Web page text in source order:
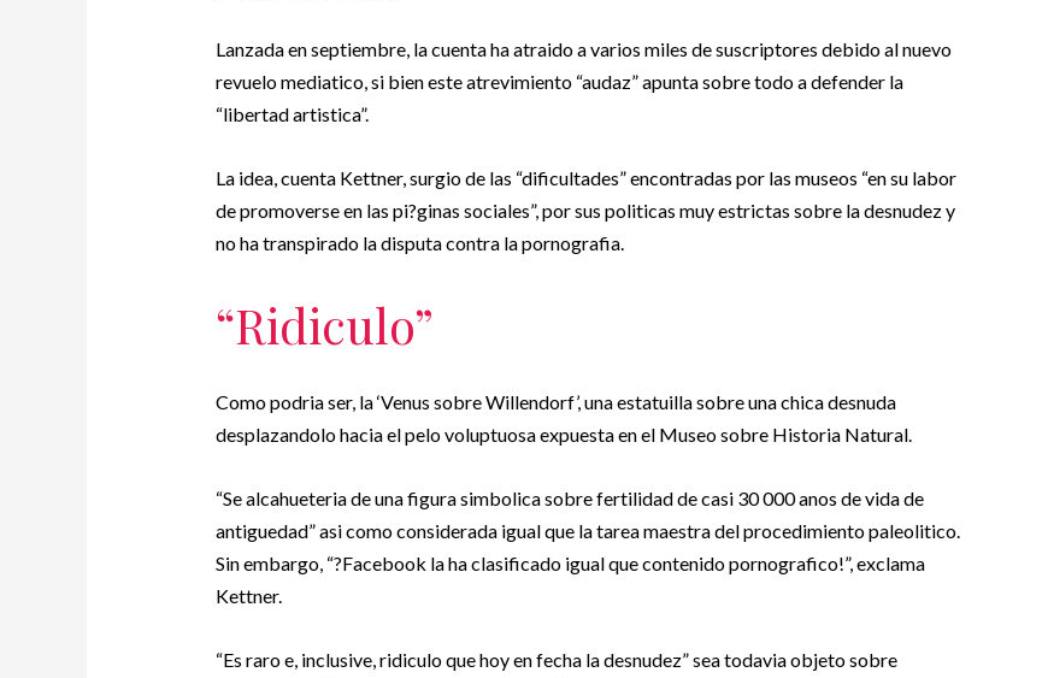
Lanzada en septiembre, la cuenta ha atraido a varios miles de suscriptores debido al nuevo
revuelo mediatico, si bien este atrevimiento “audaz” apunta sobre todo a defender la
“libertad artistica”.
La idea, cuenta Kettner, surgio de las “dificultades” encontradas por las museos “en su labor
de promoverse en las pi?ginas sociales”, por sus politicas muy estrictas sobre la desnudez y
no ha transpirado la disputa contra la pornografia.
“Ridiculo”
Como podri­a ser, la ‘Venus sobre Willendorf’, una estatuilla sobre una chica desnuda
desplazandolo hacia el pelo voluptuosa expuesta en el Museo sobre Historia Natural.
“Se alcahueteria de una figura simbolica sobre fertilidad de casi 30 000 anos de vida de
antiguedad” asi­ como considerada igual que la tarea maestra del procedimiento paleolitico.
Sin embargo, “?Facebook la ha clasificado igual que contenido pornografico!”, exclama
Kettner.
“Es raro e, inclusive, ridiculo que hoy en fecha la desnudez” sea todavia objeto sobre